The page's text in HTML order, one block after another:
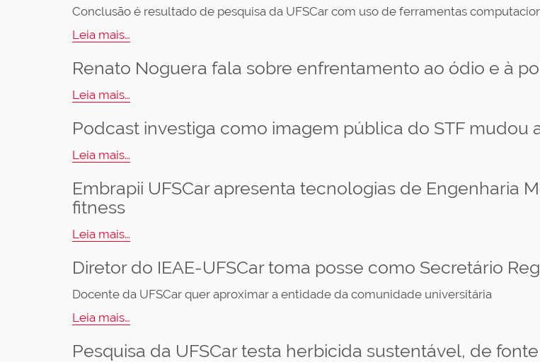
Conclusão é resultado de pesquisa da UFSCar com uso de ferramentas
Leia mais…
Renato Noguera fala sobre enfrentamento ao ódio e à
Leia mais…
Podcast investiga como imagem pública do STF mudou
Leia mais…
Embrapii UFSCar apresenta tecnologias de Engenharia
fitness
Leia mais…
Diretor do IEAE-UFSCar toma posse como Secretário
Docente da UFSCar quer aproximar a entidade da comunidade universitária
Leia mais…
Pesquisa da UFSCar testa herbicida sustentável, de